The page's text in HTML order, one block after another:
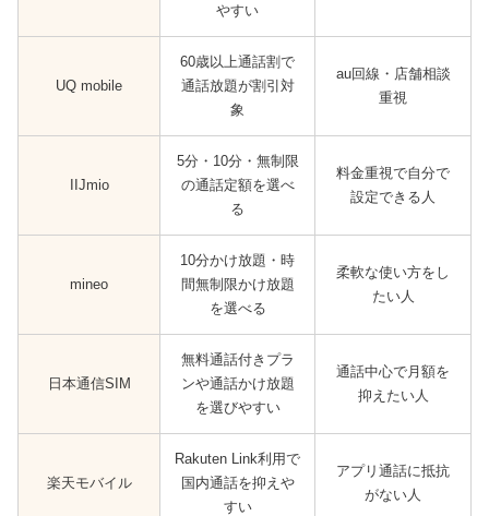
やすい
UQ mobile
60歳以上通話割で
通話放題が割引対
象
au回線・店舗相談
重視
IIJmio
5分・10分・無制限
の通話定額を選べ
る
料金重視で自分で
設定できる人
mineo
10分かけ放題・時
間無制限かけ放題
を選べる
柔軟な使い方をし
たい人
日本通信SIM
無料通話付きプラ
ンや通話かけ放題
を選びやすい
通話中心で月額を
抑えたい人
楽天モバイル
Rakuten Link利用で
国内通話を抑えや
すい
アプリ通話に抵抗
がない人